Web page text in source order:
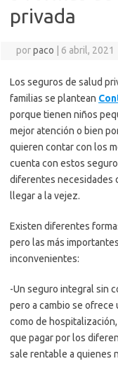
privada
porpaco 6 abril, 2021
Los seguros de salud
familias se plantean
porque tienen niños
mejor atención o bien
quieren contar con los
cuenta con estos
diferentes necesidades
llegar a la vejez.
Existen diferentes
pero las más
inconvenientes:
-Un seguro integral sin
pero a cambio se
como de
que pagar por los
sale rentable a quienes